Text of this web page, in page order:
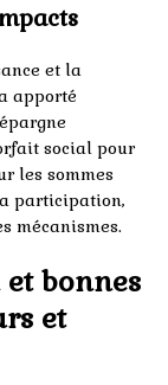
et la
apporté
social pour
les sommes
participation,
mécanismes.
bonnes
et